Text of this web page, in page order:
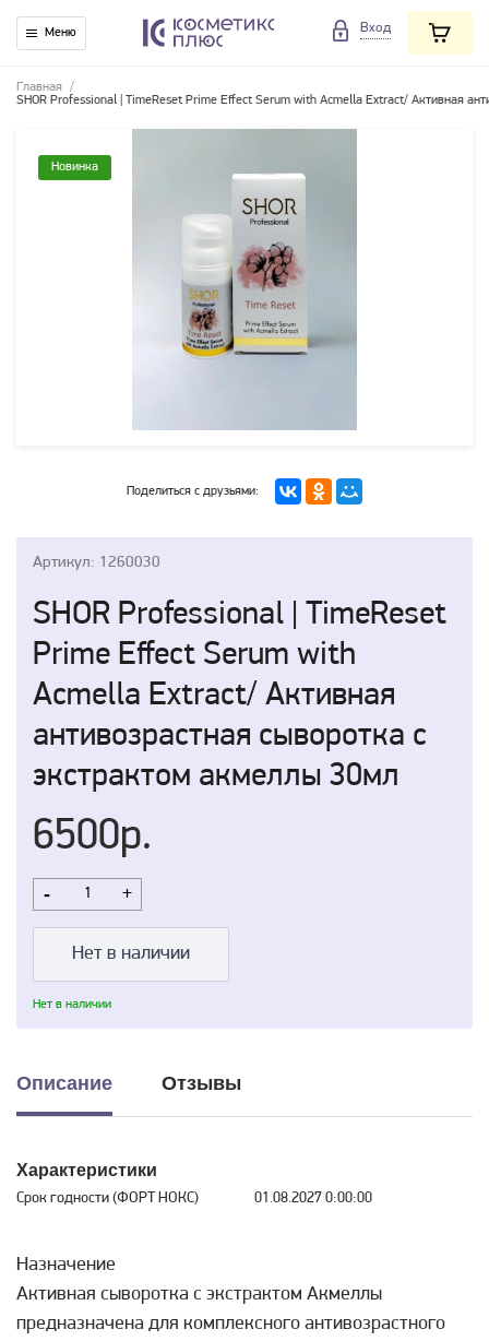
Меню Вход
Главная
/
SHOR Professional | TimeReset Prime Effect Serum with Acmella Extract/ Активная
Новинка
Поделиться с друзьями:
Артикул: 1260030
SHOR Professional | TimeReset
Prime Effect Serum with
Acmella Extract/ Активная
антивозрастная сыворотка с
экстрактом акмеллы 30мл
6500р.
- +
Нет в наличии
Нет в наличии
Описание Отзывы
Характеристики
Срок годности (ФОРТ НОКС) 01.08.2027 0:00:00
Назначение
Активная сыворотка с экстрактом Акмеллы
предназначена для комплексного антивозрастного